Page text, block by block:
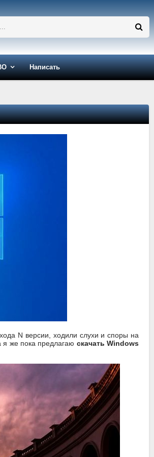
Написать
N версии, ходили слухи и споры на
я же пока предлагаю скачать Windows